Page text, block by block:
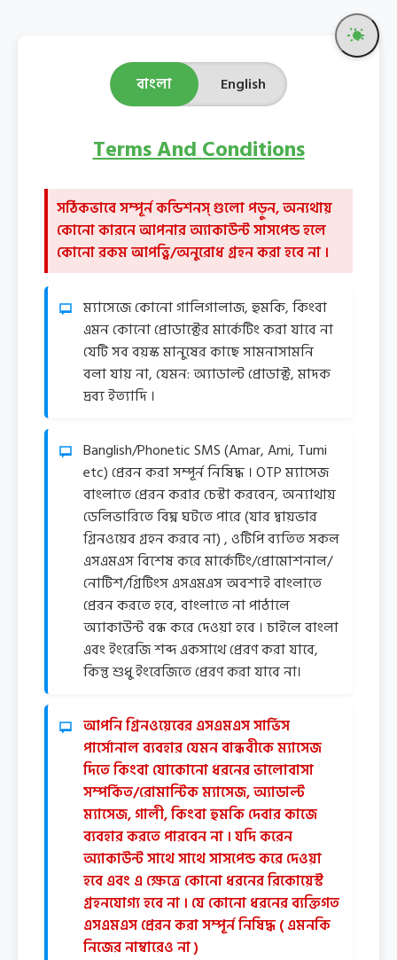
বাংলা English
Terms And Conditions
সঠিকভাবে সম্পূর্ন কন্ডিশনস্ গুলো পড়ুন, অন্যথায়
কোনো কারনে আপনার অ্যাকাউন্ট সাসপেন্ড হলে
কোনো রকম আপত্ত্বি/অনুরোধ গ্রহন করা হবে না ।
ম্যাসেজে কোনো গালিগালাজ, হুমকি, কিংবা
এমন কোনো প্রোডাক্টের মার্কেটিং করা যাবে না
যেটি সব বয়স্ক মানুষের কাছে সামনাসামনি
বলা যায় না, যেমন: অ্যাডাল্ট প্রোডাক্ট, মাদক
দ্রব্য ইত্যাদি ।
Banglish/Phonetic SMS (Amar, Ami, Tumi
etc) প্রেরন করা সম্পূর্ন নিষিদ্ধ । OTP ম্যাসেজ
বাংলাতে প্রেরন করার চেস্টা করবেন, অন্যাথায়
ডেলিভারিতে বিঘ্ন ঘটতে পারে (যার দ্বায়ভার
গ্রিনওয়েব গ্রহন করবে না) , ওটিপি ব্যতিত সকল
এসএমএস বিশেষ করে মার্কেটিং/প্রোমোশনাল/
নোটিশ/গ্রিটিংস এসএমএস অবশ্যই বাংলাতে
প্রেরন করতে হবে, বাংলাতে না পাঠালে
অ্যাকাউন্ট বন্ধ করে দেওয়া হবে । চাইলে বাংলা
এবং ইংরেজি শব্দ একসাথে প্রেরণ করা যাবে,
কিন্তু শুধু ইংরেজিতে প্রেরণ করা যাবে না।
আপনি গ্রিনওয়েবের এসএমএস সার্ভিস
পার্সোনাল ব্যবহার যেমন বান্ধবীকে ম্যাসেজ
দিতে কিংবা যোকোনো ধরনের ভালোবাসা
সম্পর্কিত/রোমান্টিক ম্যাসেজ, অ্যাডাল্ট
ম্যাসেজ, গালী, কিংবা হুমকি দেবার কাজে
ব্যবহার করতে পারবেন না । যদি করেন
অ্যাকাউন্ট সাথে সাথে সাসপেন্ড করে দেওয়া
হবে এবং এ ক্ষেত্রে কোনো ধরনের রিকোয়েস্ট
গ্রহনযোগ্য হবে না । যে কোনো ধরনের ব্যক্তিগত
এসএমএস প্রেরন করা সম্পূর্ন নিষিদ্ধ ( এমনকি
নিজের নাম্বারেও না )